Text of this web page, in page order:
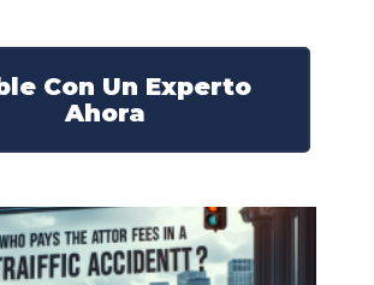
Con Un Experto
Ahora